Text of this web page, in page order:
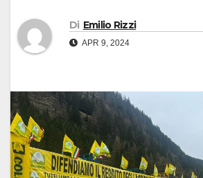
Di Emilio Rizzi
APR 9, 2024